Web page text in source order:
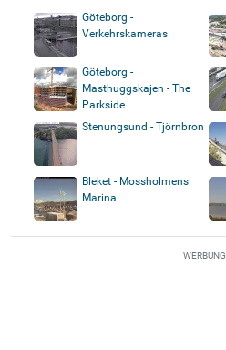
Göteborg -
Verkehrskameras
Göteborg -
Masthuggskajen - The
Parkside
Stenungsund - Tjörnbron
Bleket - Mossholmens
Marina
WERBUNG